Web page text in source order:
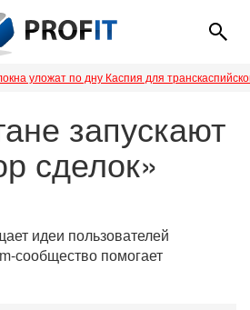
уложат по дну Каспия для
запускают
сделок»
идеи пользователей
сообщество помогает